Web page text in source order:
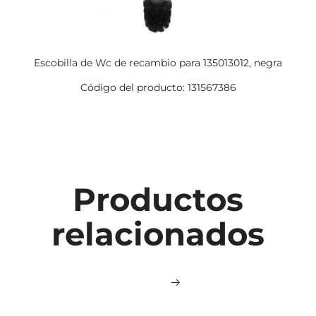
Escobilla de Wc de recambio para 135013012, negra
Código del producto: 131567386
Productos
relacionados